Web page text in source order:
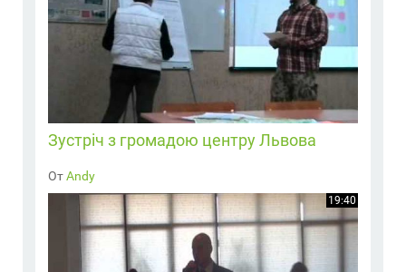
Зустріч з громадою центру Львова
ОтAndy
19:40